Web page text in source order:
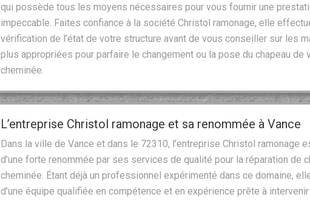
qui possède tous les moyens nécessaires pour vous fournir une
impeccable. Faites confiance à la société Christol ramonage, elle
vérification de l’état de votre structure avant de vous conseiller sur les
plus appropriées pour parfaire le changement ou la pose du chapeau de
cheminée.
L’entreprise Christol ramonage et sa renommée à Vance
Dans la ville de Vance et dans le 72310, l’entreprise Christol ramonage
d’une forte renommée par ses services de qualité pour la réparation de
cheminée. Étant déjà un professionnel expérimenté dans ce domaine,
d’une équipe qualifiée en compétence et en expérience prête à